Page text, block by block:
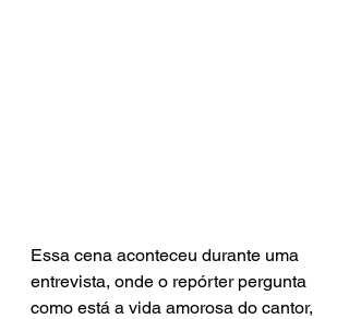
Essa cena aconteceu durante uma
entrevista, onde o repórter pergunta
como está a vida amorosa do cantor,